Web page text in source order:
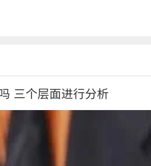
三个层面进行分析